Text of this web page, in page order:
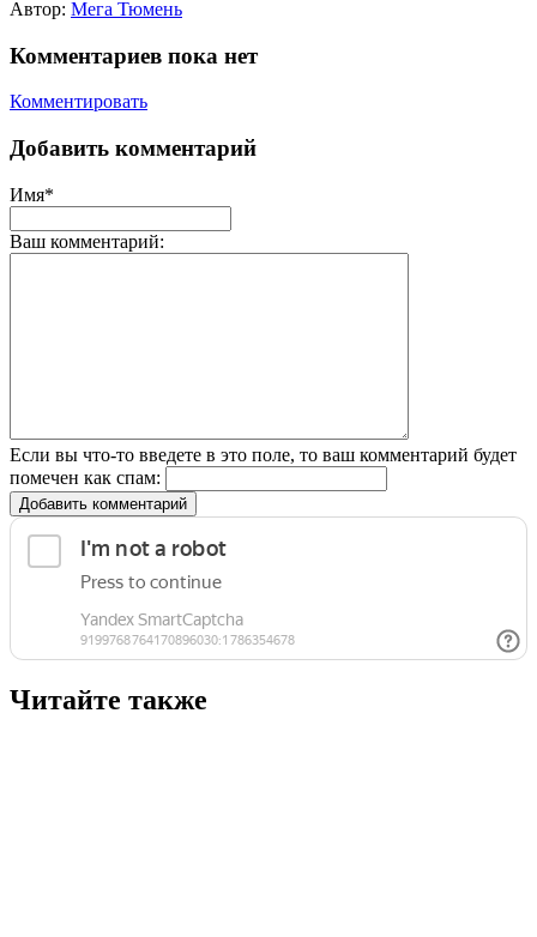
Автор: Мега Тюмень
Комментариев пока нет
Комментировать
Добавить комментарий
Имя*
Ваш комментарий:
Если вы что-то введете в это поле, то ваш комментарий будет
помечен как спам:
Добавить комментарий
Читайте также